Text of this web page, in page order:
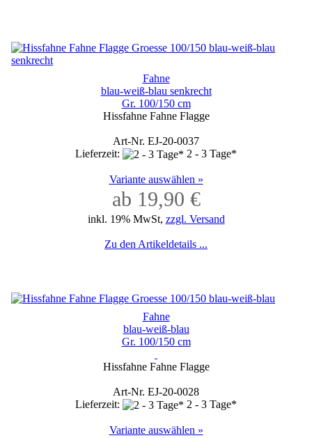
Fahne
blau-weiß-blau senkrecht
Gr. 100/150 cm
Hissfahne Fahne Flagge
Art-Nr. EJ-20-0037
Lieferzeit:
2 - 3 Tage*
Variante auswählen »
ab 19,90 €
inkl. 19% MwSt, zzgl. Versand
Zu den Artikeldetails ...
Fahne
blau-weiß-blau
Gr. 100/150 cm
Hissfahne Fahne Flagge
Art-Nr. EJ-20-0028
Lieferzeit:
2 - 3 Tage*
Variante auswählen »